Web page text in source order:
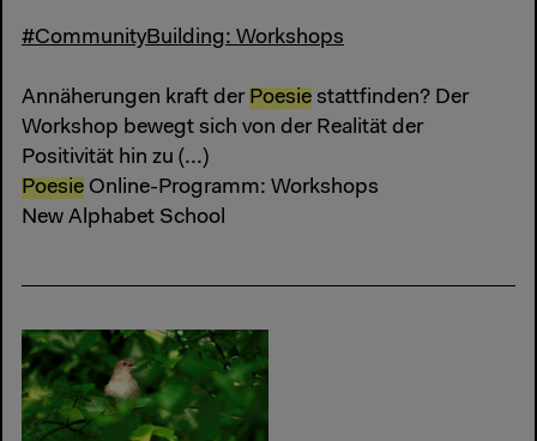
#CommunityBuilding: Workshops
Annäherungen kraft der Poesie stattfinden? Der
Workshop bewegt sich von der Realität der
Positivität hin zu (...)
Poesie Online-Programm: Workshops
New Alphabet School